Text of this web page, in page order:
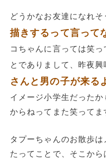
どうかなお友達になれ
描きするって言って
コちゃんに言っては笑
とでありまして、昨夜
さんと男の子が来る
イメージ小学生だった
からねってまた笑ってま
タプーちゃんのお散歩
たってことで、そこか